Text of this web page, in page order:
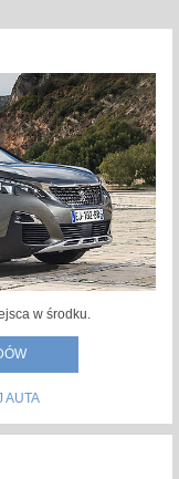
w środku.
AUTA